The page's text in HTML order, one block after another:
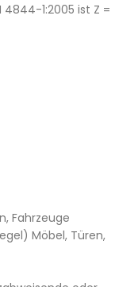
1:2005 ist Z =
Fahrzeuge
Möbel, Türen,